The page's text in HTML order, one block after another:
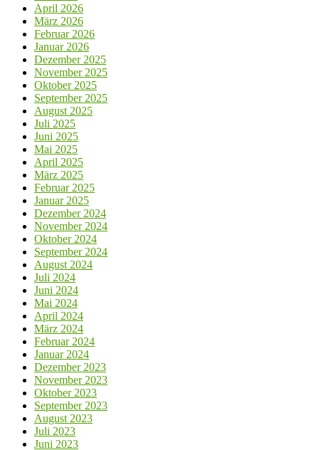
April 2026
März 2026
Februar 2026
Januar 2026
Dezember 2025
November 2025
Oktober 2025
September 2025
August 2025
Juli 2025
Juni 2025
Mai 2025
April 2025
März 2025
Februar 2025
Januar 2025
Dezember 2024
November 2024
Oktober 2024
September 2024
August 2024
Juli 2024
Juni 2024
Mai 2024
April 2024
März 2024
Februar 2024
Januar 2024
Dezember 2023
November 2023
Oktober 2023
September 2023
August 2023
Juli 2023
Juni 2023